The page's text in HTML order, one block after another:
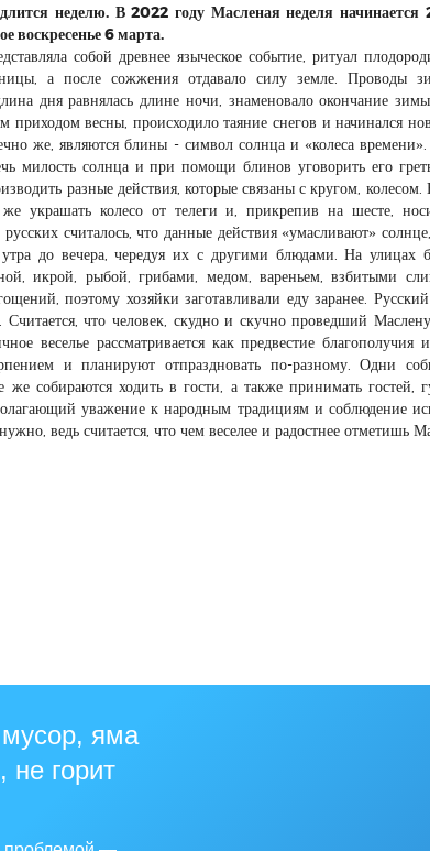
неделю. В 2022 году Масленая неделя
воскресенье 6 марта.
собой древнее языческое событие, ритуал
а после сожжения отдавало силу земле. Проводы
дня равнялась длине ночи, знаменовало окончание
приходом весны, происходило таяние снегов и начинался
же, являются блины - символ солнца и «колеса
милость солнца и при помощи блинов уговорить его
разные действия, которые связаны с кругом,
украшать колесо от телеги и, прикрепив на шесте,
считалось, что данные действия «умасливают»
до вечера, чередуя их с другими блюдами. На
икрой, рыбой, грибами, медом, вареньем, взбитыми
поэтому хозяйки заготавливали еду заранее.
Считается, что человек, скудно и скучно проведший
веселье рассматривается как предвестие
и планируют отпраздновать по-разному. Одни
же собираются ходить в гости, а также принимать гостей,
уважение к народным традициям и соблюдение
ведь считается, что чем веселее и радостнее отметишь
яма
не горит